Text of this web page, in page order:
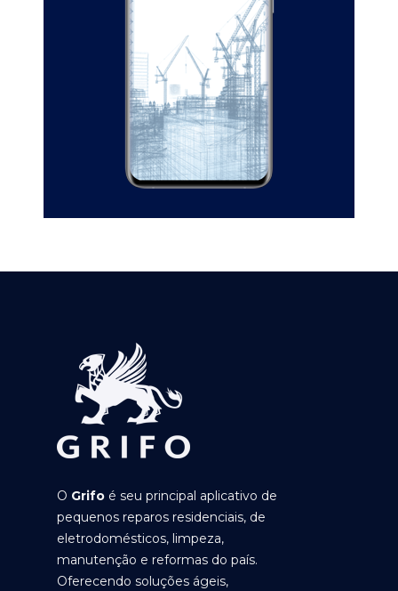
O Grifo é seu principal aplicativo de
pequenos reparos residenciais, de
eletrodomésticos, limpeza,
manutenção e reformas do país.
Oferecendo soluções ágeis,